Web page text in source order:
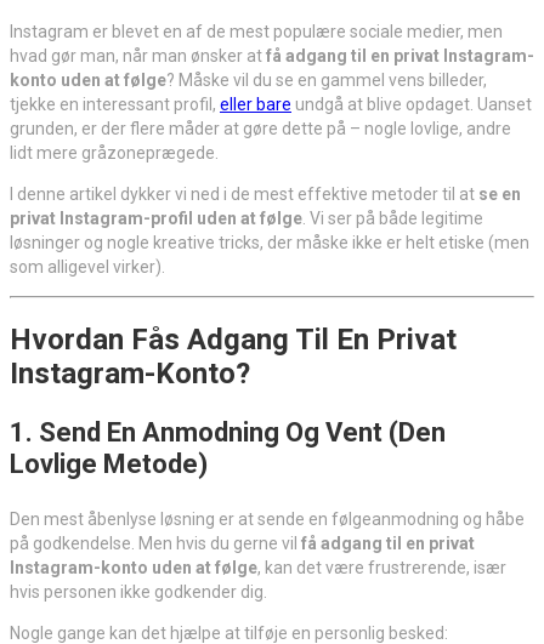
Instagram er blevet en af de mest populære sociale medier, men
hvad gør man, når man ønsker atfå adgang til en privat Instagram-
konto uden at følge? Måske vil du se en gammel vens billeder,
tjekke en interessant profil, eller bare undgå at blive opdaget. Uanset
grunden, er der flere måder at gøre dette på – nogle lovlige, andre
lidt mere gråzoneprægede.
I denne artikel dykker vi ned i de mest effektive metoder til at se en
privat Instagram-profil uden at følge . Vi ser på både legitime
løsninger og nogle kreative tricks, der måske ikke er helt etiske (men
som alligevel virker).
Hvordan Fås Adgang Til En Privat
Instagram-Konto?
1. Send En Anmodning Og Vent (Den
Lovlige Metode)
Den mest åbenlyse løsning er at sende en følgeanmodning og håbe
på godkendelse. Men hvis du gerne vil få adgang til en privat
Instagram-konto uden at følge, kan det være frustrerende, især
hvis personen ikke godkender dig.
Nogle gange kan det hjælpe at tilføje en personlig besked: